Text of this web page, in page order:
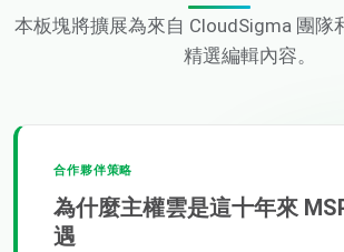
本板塊將擴展為來自 CloudSigma 團隊
精選編輯內容。
合作夥伴策略
為什麼主權雲是這十年來
遇